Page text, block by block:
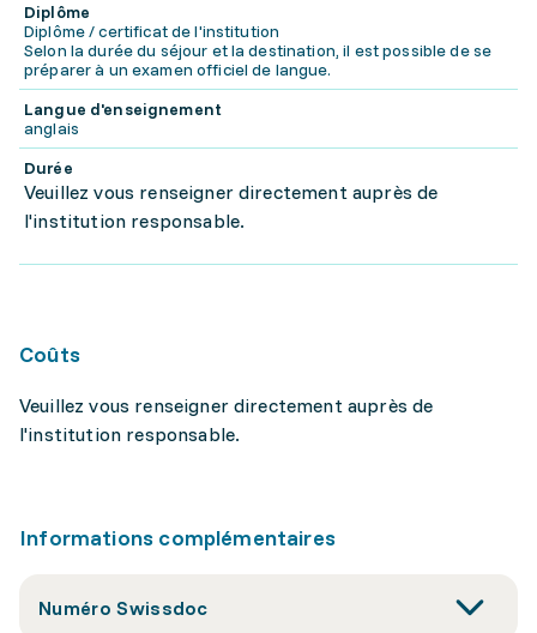
Diplôme
Diplôme / certificat de l'institution
Selon la durée du séjour et la destination, il est possible de se
préparer à un examen officiel de langue.
Langue d'enseignement
anglais
Durée
Veuillez vous renseigner directement auprès de
l'institution responsable.
Coûts
Veuillez vous renseigner directement auprès de
l'institution responsable.
Informations complémentaires
Numéro Swissdoc